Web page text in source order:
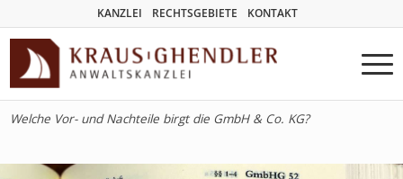
KANZLEI RECHTSGEBIETE KONTAKT
Welche Vor- und Nachteile birgt die GmbH & Co. KG?